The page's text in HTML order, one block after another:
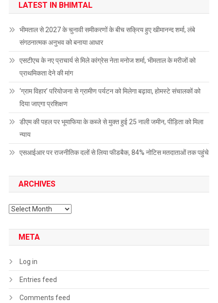
LATEST IN BHIMTAL
भीमताल से 2027 के चुनावी समीकरणों के बीच सक्रिय हुए खीमानन्द शर्मा, लंबे
संगठनात्मक अनुभव को बनाया आधार
एसटीएच के नए प्राचार्य से मिले कांग्रेस नेता मनोज शर्मा, भीमताल के मरीजों को
प्राथमिकता देने की मांग
‘ग्राम विहार’ परियोजना से ग्रामीण पर्यटन को मिलेगा बढ़ावा, होमस्टे संचालकों को
दिया जाएगा प्रशिक्षण
डीएम की पहल पर भूमाफिया के कब्जे से मुक्त हुई 25 नाली जमीन, पीड़िता को मिला
न्याय
एसआईआर पर राजनीतिक दलों से लिया फीडबैक, 84% नोटिस मतदाताओं तक पहुंचे
ARCHIVES
Archives
META
Log in
Entries feed
Comments feed